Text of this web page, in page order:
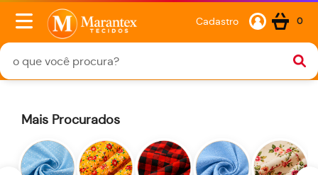
Cadastro 0
Mais Procurados